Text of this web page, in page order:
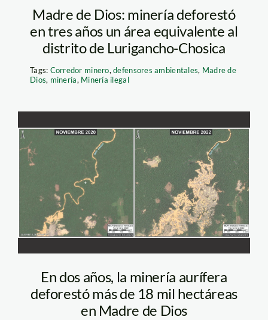
Madre de Dios: minería deforestó
en tres años un área equivalente al
distrito de Lurigancho-Chosica
Tags: Corredor minero,defensores ambientales, Madre de
Dios, minería, Minería ilegal
deforestacion-en-el-
corredor-minero-de-
madre-de-dios—maap
En dos años, la minería aurífera
deforestó más de 18 mil hectáreas
en Madre de Dios